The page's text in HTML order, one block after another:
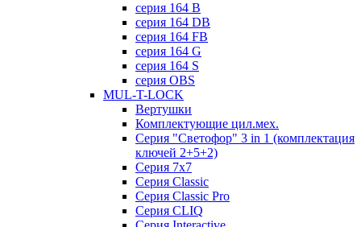
серия 164 B
серия 164 DB
серия 164 FB
серия 164 G
серия 164 S
серия OBS
MUL-T-LOCK
Вертушки
Комплектующие цил.мех.
Серия "Светофор" 3 in 1 (комплектация
ключей 2+5+2)
Серия 7х7
Серия Classic
Серия Classic Pro
Серия CLIQ